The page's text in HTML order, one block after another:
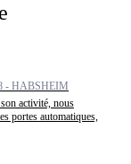
- HABSHEIM
activité, nous
portes automatiques,